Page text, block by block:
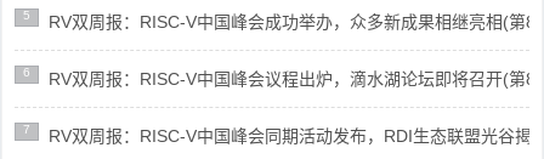
5 RV双周报：RISC-V中国峰会成功举办，众多新成果相继亮相(第
6 RV双周报：RISC-V中国峰会议程出炉，滴水湖论坛即将召开(第
7 RV双周报：RISC-V中国峰会同期活动发布，RDI生态联盟光谷揭